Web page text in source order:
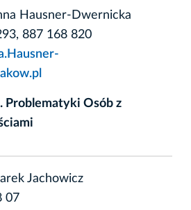
Hausner-Dwernicka
887 168 820
Problematyki Osób z
Jachowicz
07